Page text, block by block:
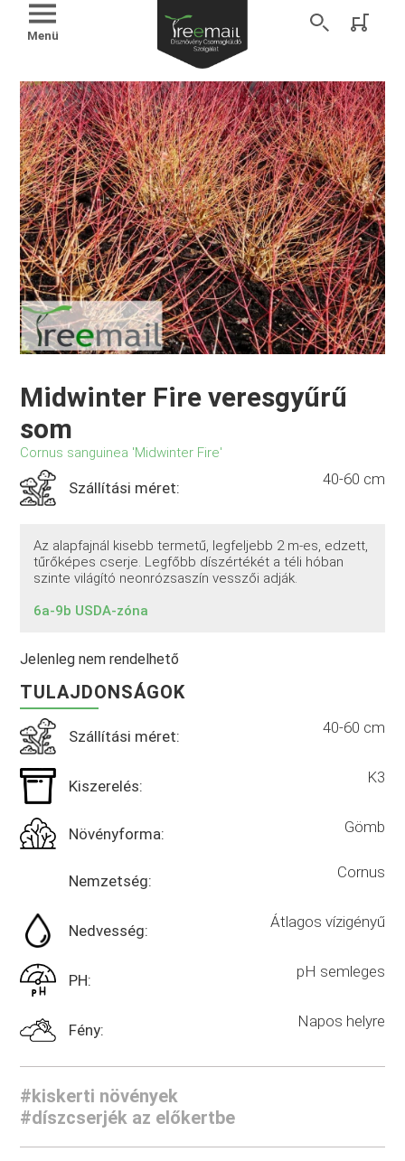
Menü
Midwinter Fire veresgyűrű
som
Cornus sanguinea 'Midwinter Fire'
Szállítási méret: 40-60 cm
Az alapfajnál kisebb termetű, legfeljebb 2 m-es, edzett,
tűrőképes cserje. Legfőbb díszértékét a téli hóban
szinte világító neonrózsaszín vesszői adják.
6a-9b USDA-zóna
Jelenleg nem rendelhető
TULAJDONSÁGOK
Szállítási méret: 40-60 cm
Kiszerelés: K3
Növényforma: Gömb
Nemzetség: Cornus
Nedvesség: Átlagos vízigényű
PH: pH semleges
Fény: Napos helyre
#kiskerti növények
#díszcserjék az előkertbe